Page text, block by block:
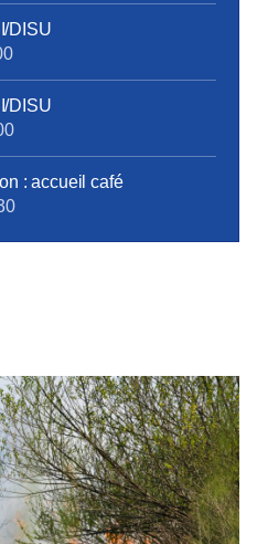
DISU
DISU
: accueil café